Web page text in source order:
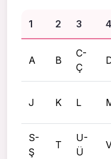
1 2 3 4
A B
C-
Ç
J K L
S-
Ş
T
U-
Ü